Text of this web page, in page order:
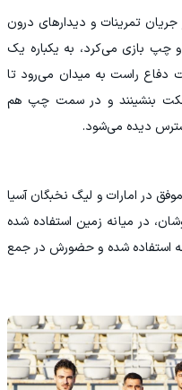
تمرینات و دیدارهای درون
چپ بازی می‌کرد، به یکباره یک
دفاع راست به میدان می‌رود تا
بنشینند و در سمت چپ هم
دیده می‌شود.
در امارات و لیگ نخبگان آسیا
در میانه زمین استفاده شده
نیز امیرمحمد رزاقی‌نیا 20 ساله استفاده شده و حضورش در جمع